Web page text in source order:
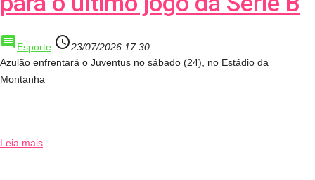
comment Esporte access_time23/07/2026 17:30
Azulão enfrentará o Juventus no sábado (24), no Estádio da
Montanha
Leia mais